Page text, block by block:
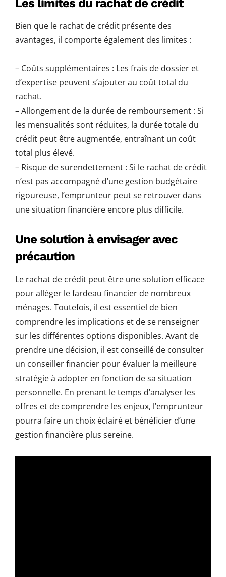
Bien que le rachat de crédit présente des
avantages, il comporte également des limites :
– Coûts supplémentaires : Les frais de dossier et
d’expertise peuvent s’ajouter au coût total du
rachat.
– Allongement de la durée de remboursement : Si
les mensualités sont réduites, la durée totale du
crédit peut être augmentée, entraînant un coût
total plus élevé.
– Risque de surendettement : Si le rachat de crédit
n’est pas accompagné d’une gestion budgétaire
rigoureuse, l’emprunteur peut se retrouver dans
une situation financière encore plus difficile.
Une solution à envisager avec
précaution
Le rachat de crédit peut être une solution efficace
pour alléger le fardeau financier de nombreux
ménages. Toutefois, il est essentiel de bien
comprendre les implications et de se renseigner
sur les différentes options disponibles. Avant de
prendre une décision, il est conseillé de consulter
un conseiller financier pour évaluer la meilleure
stratégie à adopter en fonction de sa situation
personnelle. En prenant le temps d’analyser les
offres et de comprendre les enjeux, l’emprunteur
pourra faire un choix éclairé et bénéficier d’une
gestion financière plus sereine.